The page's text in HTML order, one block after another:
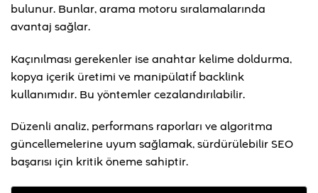
bulunur. Bunlar, arama motoru sıralamalarında
avantaj sağlar.
Kaçınılması gerekenler ise anahtar kelime doldurma,
kopya içerik üretimi ve manipülatif backlink
kullanımıdır. Bu yöntemler cezalandırılabilir.
Düzenli analiz, performans raporları ve algoritma
güncellemelerine uyum sağlamak, sürdürülebilir SEO
başarısı için kritik öneme sahiptir.